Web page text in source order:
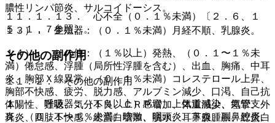
膿性リンパ節炎、サルコイドーシス。
１３）． 生殖器：（０．１％未満）月経不順、乳腺炎。
１４）． その他：（１％以上）発熱、（０．１〜１％未
満）倦怠感、浮腫（局所性浮腫を含む）、出血、胸痛、中耳
炎、胸部Ｘ線異常、（０．１％未満）コレステロール上昇、
胸部不快感、疲労、脱力感、アルブミン減少、口渇、自己抗
体陽性、難聴、気分不良、ＣＲＰ増加、体重減少、痙攣、外
耳炎、四肢不快感、総蛋白増加、脱水、耳下腺腫脹、総蛋白
１１．１．１３． 心不全（０．１％未満）〔２．６、１
５．１．７参照〕。
その他の副作用
１１．２． その他の副作用
１）． 呼吸器：（１％以上）感冒、上気道感染、気管支
炎、（０．１〜１％未満）咳嗽、咽頭炎、鼻炎、副鼻腔炎、